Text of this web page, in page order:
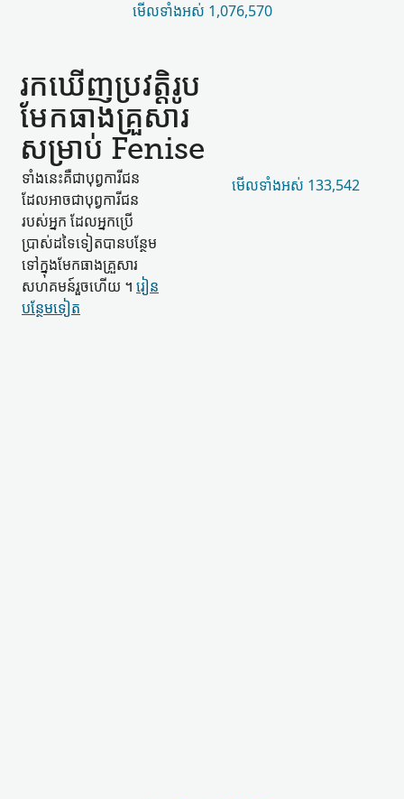
មើល​ទាំងអស់ 1,076,570
រកឃើញ​ប្រវត្តិរូប​
មែកធាង​គ្រួសារ​
សម្រាប់ Fenise
ទាំងនេះ​គឺជា​បុព្វការីជន​
ដែល​អាចជា​បុព្វការីជន​
របស់​អ្នក ដែល​អ្នកប្រើ
ប្រាស់​ដទៃ​ទៀត​បាន​បន្ថែម​
ទៅក្នុង​មែកធាង​គ្រួសារ​
សហគមន៍​រួចហើយ ។ រៀន​
បន្ថែម​ទៀត
មើល​ទាំងអស់ 133,542